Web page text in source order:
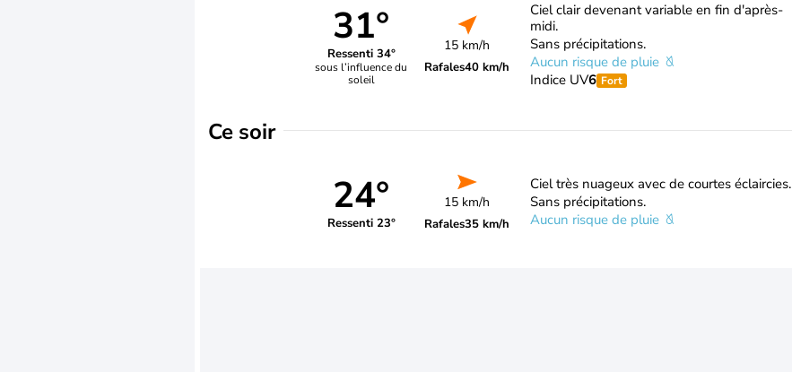
31°
Ressenti 34°
sous l’influence du
soleil
15 km/h
Rafales40 km/h
Ciel clair devenant variable en fin d'après-
midi.
Sans précipitations.
Aucun risque de pluie
Indice UV6 Fort
Ce soir
24°
Ressenti 23°
15 km/h
Rafales35 km/h
Ciel très nuageux avec de courtes éclaircies.
Sans précipitations.
Aucun risque de pluie